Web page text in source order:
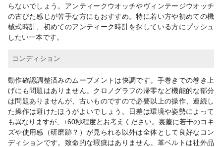
らないでしょう。アンティークウオッチやヴィンテージウオッチ
の古びた感じが苦手な方にもおすすめ。特に若い方や初めての機
械式時計、初めてのアンティーク時計を探している方にプッシュ
したい一本です。
コンディション
動作確認調整済みのムーブメントは快調です。手巻きでの巻き上
げにも問題はありません。クロノグラフの帰零など機能的な部分
は問題ありませんが、古いものですので必要以上の操作、連続し
た操作は避けたほうがよいでしょう。日差は環境や姿勢によって
も異なりますが、±60秒程度とお考えください。裏蓋に若干のコキ
ズや使用感（研磨跡？）が見られる以外は全体として良好なコン
ディションです。致命的な瑕疵はありません。革ベルトは社外品